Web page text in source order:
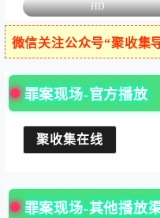
HD
微信关注公众号“聚收集
罪案现场-官方播放
聚收集在线
罪案现场-其他播放